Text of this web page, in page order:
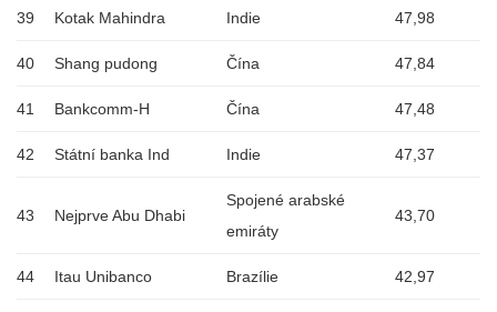
39 Kotak Mahindra Indie 47,98
40 Shang pudong Čína 47,84
41 Bankcomm-H Čína 47,48
42 Státní banka Ind Indie 47,37
43 Nejprve Abu Dhabi
Spojené arabské
emiráty
43,70
44 Itau Unibanco Brazílie 42,97